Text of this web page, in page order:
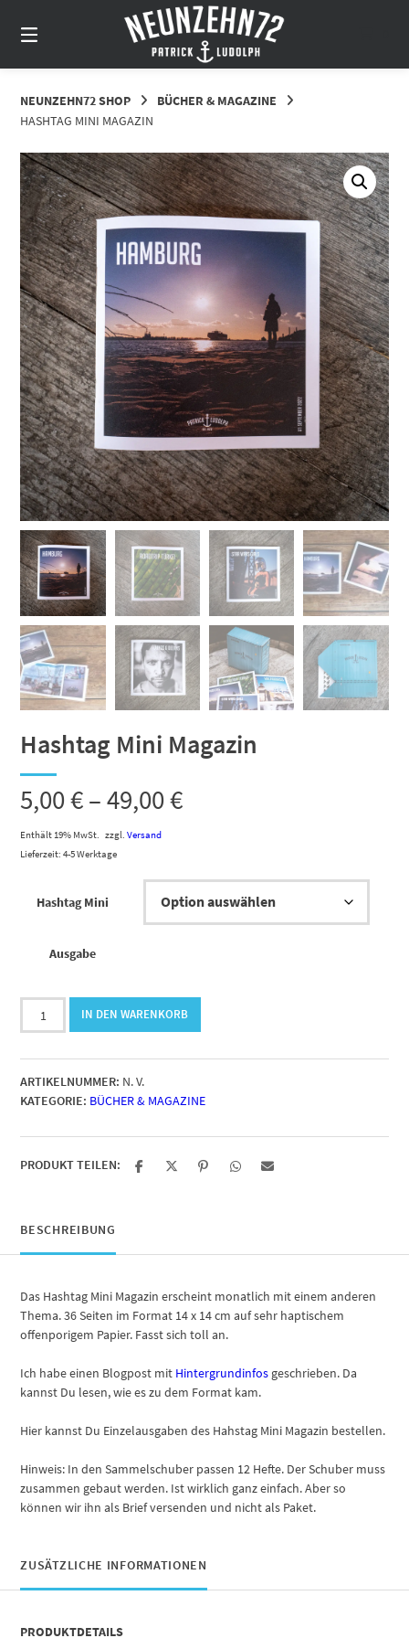
zum
Inhalt
NEUNZEHN72 SHOP
BÜCHER & MAGAZINE
HASHTAG MINI MAGAZIN
Hashtag Mini Magazin
5,00€–49,00€Preisspanne:
bis
49,00 €
Enthält 19% MwSt. zzgl.Versand
Lieferzeit: 4-5 Werktage
Hashtag Mini
Ausgabe
Hashtag
Mini
Menge
IN DEN WARENKORB
ARTIKELNUMMER: N. V.
KATEGORIE: BÜCHER & MAGAZINE
PRODUKT TEILEN:
BESCHREIBUNG
Das Hashtag Mini Magazin erscheint monatlich mit einem anderen
Thema. 36 Seiten im Format 14 x 14 cm auf sehr haptischem
offenporigem Papier. Fasst sich toll an.
Ich habe einen Blogpost mit Hintergrundinfos geschrieben. Da
kannst Du lesen, wie es zu dem Format kam.
Hier kannst Du Einzelausgaben des Hahstag Mini Magazin bestellen.
Hinweis: In den Sammelschuber passen 12 Hefte. Der Schuber muss
zusammen gebaut werden. Ist wirklich ganz einfach. Aber so
können wir ihn als Brief versenden und nicht als Paket.
ZUSÄTZLICHE INFORMATIONEN
PRODUKTDETAILS